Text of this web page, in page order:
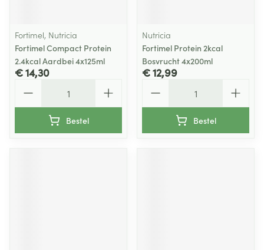
Fortimel, Nutricia
Fortimel Compact Protein
2.4kcal Aardbei 4x125ml
€ 14,30
Bestel
Nutricia
Fortimel Protein 2kcal
Bosvrucht 4x200ml
€ 12,99
Bestel